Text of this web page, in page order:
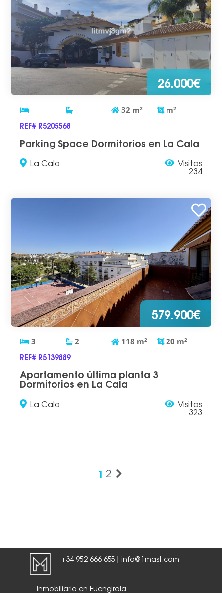
26.000€
32 m2 m2
REF# R5205568
Parking Space Dormitorios en La Cala
La Cala Visitas
234
579.900€
3 2 118 m2 20 m2
REF# R5139889
Apartamento última planta 3
Dormitorios en La Cala
La Cala Visitas
323
1 2
+34 952 666 655 | info@1mast.com
Inmobiliaria en Fuengirola